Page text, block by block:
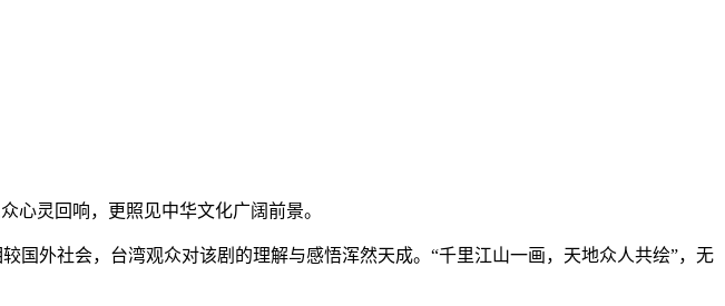
灵回响，更照见中华文化广阔前景。
外社会，台湾观众对该剧的理解与感悟浑然天成。“千里江山一画，天地众人共绘”，无